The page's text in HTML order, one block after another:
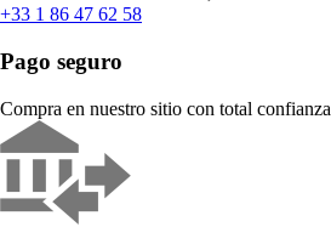
+33 1 86 47 62 58
Pago seguro
Compra en nuestro sitio con total confianza